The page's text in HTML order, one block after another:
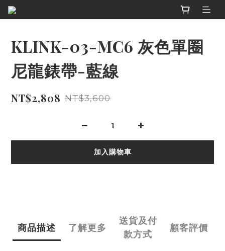
KLINK-03-MC6 灰色單圈
尼龍錶帶-藍線
NT$2,808 NT$3,600
加入購物車
商品描述 了解更多
送貨及付
款方式
顧客評價